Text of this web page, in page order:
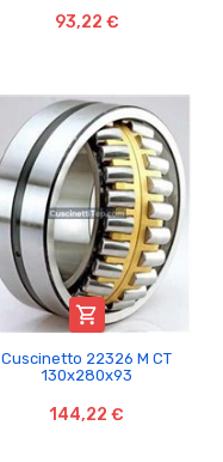
93,22 €

Cuscinetto 22326 M CT
130x280x93
144,22 €